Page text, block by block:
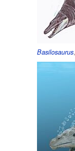
Basilosaurus